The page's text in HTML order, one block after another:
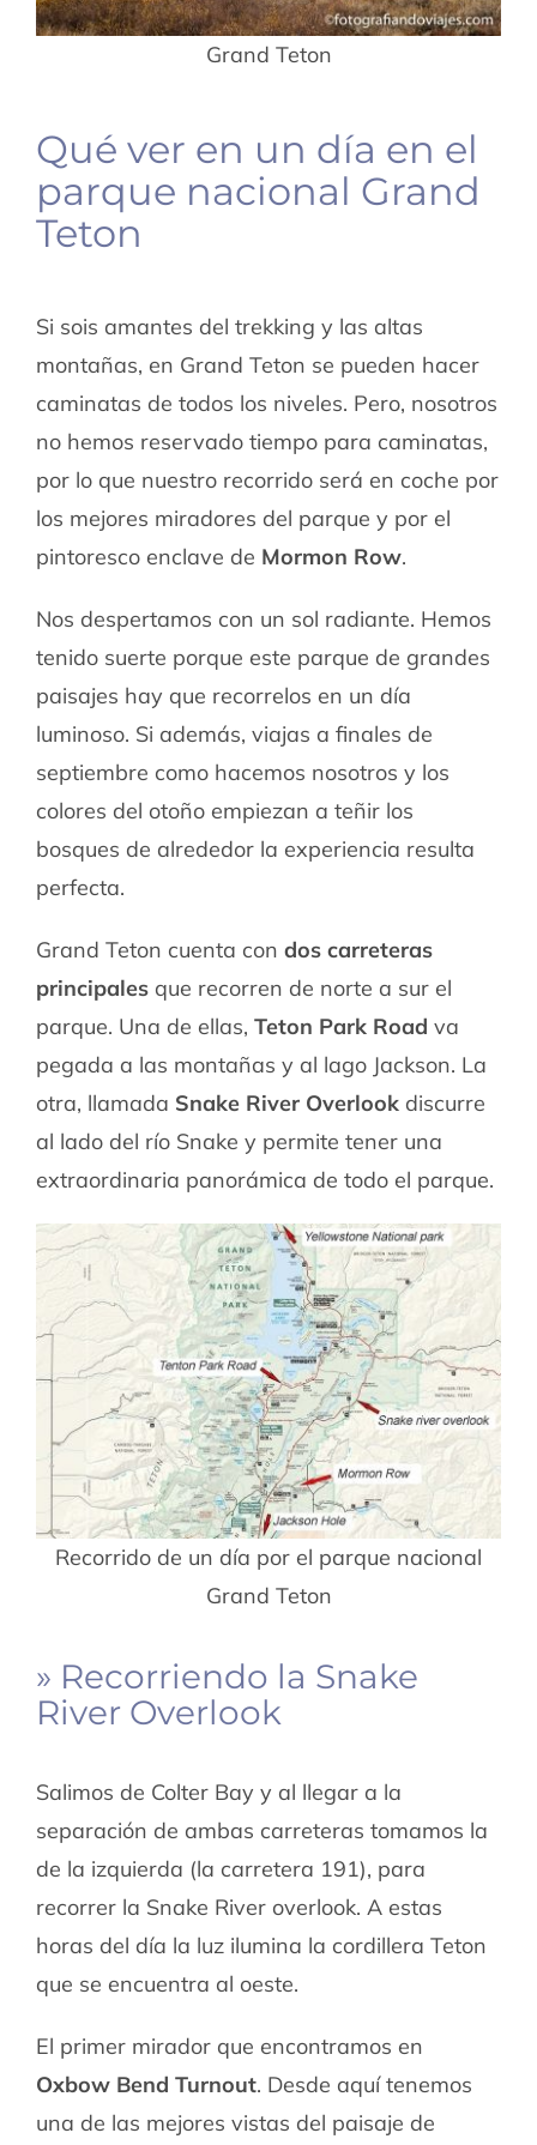
Grand Teton
Qué ver en un día en el
parque nacional Grand
Teton
Si sois amantes del trekking y las altas
montañas, en Grand Teton se pueden hacer
caminatas de todos los niveles. Pero, nosotros
no hemos reservado tiempo para caminatas,
por lo que nuestro recorrido será en coche por
los mejores miradores del parque y por el
pintoresco enclave de Mormon Row.
Nos despertamos con un sol radiante. Hemos
tenido suerte porque este parque de grandes
paisajes hay que recorrelos en un día
luminoso. Si además, viajas a finales de
septiembre como hacemos nosotros y los
colores del otoño empiezan a teñir los
bosques de alrededor la experiencia resulta
perfecta.
Grand Teton cuenta con dos carreteras
principalesque recorren de norte a sur el
parque. Una de ellas, Teton Park Road va
pegada a las montañas y al lago Jackson. La
otra, llamada Snake River Overlookdiscurre
al lado del río Snake y permite tener una
extraordinaria panorámica de todo el parque.
Recorrido de un día por el parque nacional
Grand Teton
» Recorriendo la Snake
River Overlook
Salimos de Colter Bay y al llegar a la
separación de ambas carreteras tomamos la
de la izquierda (la carretera 191), para
recorrer la Snake River overlook. A estas
horas del día la luz ilumina la cordillera Teton
que se encuentra al oeste.
El primer mirador que encontramos en
Oxbow Bend Turnout. Desde aquí tenemos
una de las mejores vistas del paisaje de